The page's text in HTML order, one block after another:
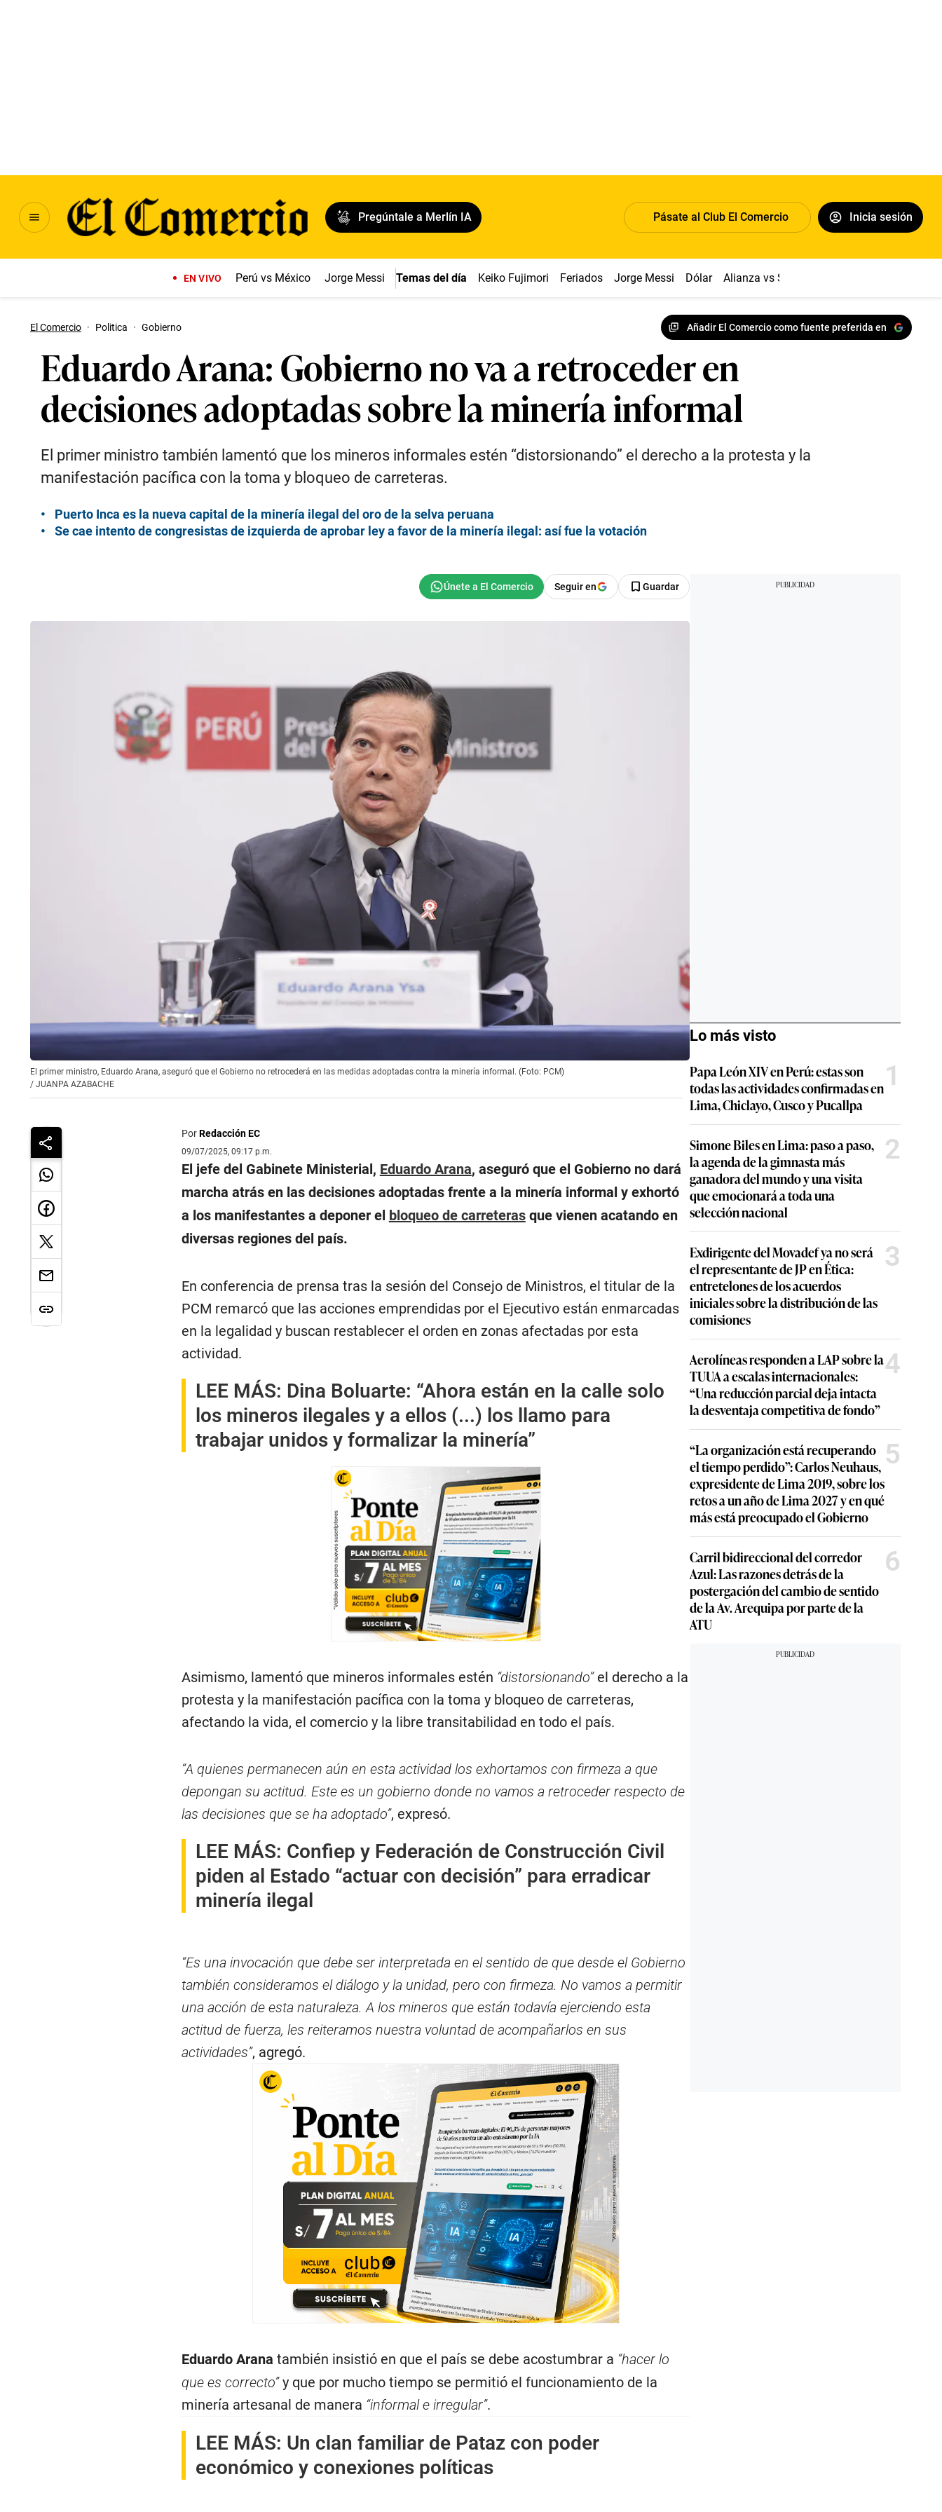
Pregúntale a Merlín IA Pásate al Club El Comercio Inicia sesión
EN VIVO Perú vs México Jorge Messi Temas del día Keiko Fujimori Feriados Jorge Messi Dólar Alianza vs Sport Boys
El Comercio · Politica · Gobierno Añadir El Comercio como fuente preferida en
Eduardo Arana: Gobierno no va a retroceder en
decisiones adoptadas sobre la minería informal
El primer ministro también lamentó que los mineros informales estén “distorsionando” el derecho a la protesta y la
manifestación pacífica con la toma y bloqueo de carreteras.
Puerto Inca es la nueva capital de la minería ilegal del oro de la selva peruana
Se cae intento de congresistas de izquierda de aprobar ley a favor de la minería ilegal: así fue la votación
Seguir en Guardar
El primer ministro, Eduardo Arana, aseguró que el Gobierno no retrocederá en las medidas adoptadas contra la minería informal. (Foto: PCM)
/ JUANPA AZABACHE
PorRedacción EC
09/07/2025, 09:17 p.m.
El jefe del Gabinete Ministerial, Eduardo Arana, aseguró que el Gobierno no dará
marcha atrás en las decisiones adoptadas frente a la minería informal y exhortó
a los manifestantes a deponer el bloqueo de carreterasque vienen acatando en
diversas regiones del país.
En conferencia de prensa tras la sesión del Consejo de Ministros, el titular de la
PCM remarcó que las acciones emprendidas por el Ejecutivo están enmarcadas
en la legalidad y buscan restablecer el orden en zonas afectadas por esta
actividad.
LEE MÁS: Dina Boluarte: “Ahora están en la calle solo
los mineros ilegales y a ellos (...) los llamo para
trabajar unidos y formalizar la minería”
Asimismo, lamentó que mineros informales estén “distorsionando”el derecho a la
protesta y la manifestación pacífica con la toma y bloqueo de carreteras,
afectando la vida, el comercio y la libre transitabilidad en todo el país.
“A quienes permanecen aún en esta actividad los exhortamos con firmeza a que
depongan su actitud. Este es un gobierno donde no vamos a retroceder respecto de
las decisiones que se ha adoptado”, expresó.
LEE MÁS: Confiep y Federación de Construcción Civil
piden al Estado “actuar con decisión” para erradicar
minería ilegal
“Es una invocación que debe ser interpretada en el sentido de que desde el Gobierno
también consideramos el diálogo y la unidad, pero con firmeza. No vamos a permitir
una acción de esta naturaleza. A los mineros que están todavía ejerciendo esta
actitud de fuerza, les reiteramos nuestra voluntad de acompañarlos en sus
actividades”, agregó.
Eduardo Arana también insistió en que el país se debe acostumbrar a “hacer lo
que es correcto”y que por mucho tiempo se permitió el funcionamiento de la
minería artesanal de manera “informal e irregular”.
LEE MÁS: Un clan familiar de Pataz con poder
económico y conexiones políticas
Lo más visto
Papa León XIV en Perú: estas son
todas las actividades confirmadas en
Lima, Chiclayo, Cusco y Pucallpa
1
Simone Biles en Lima: paso a paso,
la agenda de la gimnasta más
ganadora del mundo y una visita
que emocionará a toda una
selección nacional
2
Exdirigente del Movadef ya no será
el representante de JP en Ética:
entretelones de los acuerdos
iniciales sobre la distribución de las
comisiones
3
Aerolíneas responden a LAP sobre la
TUUA a escalas internacionales:
“Una reducción parcial deja intacta
la desventaja competitiva de fondo”
4
“La organización está recuperando
el tiempo perdido”: Carlos Neuhaus,
expresidente de Lima 2019, sobre los
retos a un año de Lima 2027 y en qué
más está preocupado el Gobierno
5
Carril bidireccional del corredor
Azul: Las razones detrás de la
postergación del cambio de sentido
de la Av. Arequipa por parte de la
ATU
6